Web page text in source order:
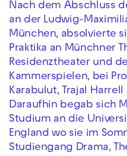
Nach dem Abschluss
an der Ludwig-
München, absolvierte
Praktika an Münchner
Residenztheater und
Kammerspielen, bei
Karabulut, Trajal Harrell
Daraufhin begab sich
Studium an die
England wo sie im
Studiengang Drama,